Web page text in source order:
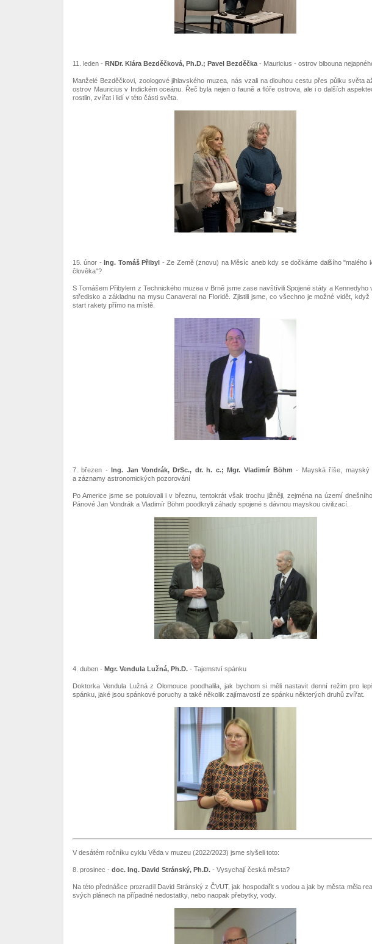
11. leden - RNDr. Klára Bezděčková, Ph.D.; Pavel Bezděčka - Mauricius - ostrov blbouna
Manželé Bezděčkovi, zoologové jihlavského muzea, nás vzali na dlouhou cestu přes půlku světa
ostrov Mauricius v Indickém oceánu. Řeč byla nejen o fauně a flóře ostrova, ale i o dalších
rostlin, zvířat i lidí v této části světa.
15. únor -Ing. Tomáš Přibyl - Ze Země (znovu) na Měsíc aneb kdy se dočkáme dalšího "malého
člověka"?
S Tomášem Přibylem z Technického muzea v Brně jsme zase navštívili Spojené státy a Kennedyho
středisko a základnu na mysu Canaveral na Floridě. Zjistili jsme, co všechno je možné vidět, když
start rakety přímo na místě.
7. březen -Ing. Jan Vondrák, DrSc., dr. h. c.; Mgr. Vladimír Böhm - Mayská říše, mayský
a záznamy astronomických pozorování
Po Americe jsme se potulovali i v březnu, tentokrát však trochu jižněji, zejména na území
Pánové Jan Vondrák a Vladimír Böhm poodkryli záhady spojené s dávnou mayskou civilizací.
4. duben - Mgr. Vendula Lužná, Ph.D. - Tajemství spánku
Doktorka Vendula Lužná z Olomouce poodhalila, jak bychom si měli nastavit denní režim pro
spánku, jaké jsou spánkové poruchy a také několik zajímavostí ze spánku některých druhů zvířat.
V desátém ročníku cyklu Věda v muzeu (2022/2023) jsme slyšeli toto:
8. prosinec - doc. Ing. David Stránský, Ph.D. - Vysychají česká města?
Na této přednášce prozradil David Stránský z ČVUT, jak hospodařit s vodou a jak by města měla
svých plánech na případné nedostatky, nebo naopak přebytky, vody.